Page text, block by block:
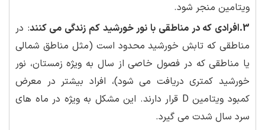
ویتامین منجر شود.
3.افرادی که در مناطقی با نور خورشید کم زندگی می کنند
: در
مناطقی که تابش خورشید محدود است (مثل مناطق شمالی
یا مناطقی که در فصول خاصی از سال به ویژه زمستان، نور
خورشید کمتری دریافت می شود)، افراد بیشتر در معرض
کمبود ویتامین D قرار دارند. این مشکل به ویژه در ماه های
سرد سال شدت می گیرد.